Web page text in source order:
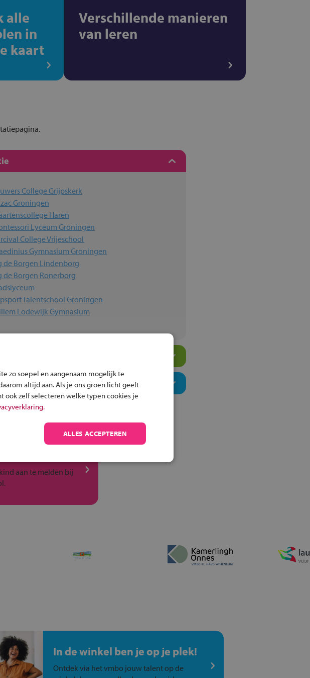
alle
in
kaart
Verschillende manieren
van leren
College Grijpskerk
Groningen
Haren
Lyceum Groningen
College Vrijeschool
Gymnasium Groningen
de Borgen Lindenborg
de Borgen Ronerborg
Talentschool Groningen
Lodewijk Gymnasium
aan te melden bij
In de winkel ben je op je plek!
Ontdek via het vmbo jouw talent op de
zo soepel en aangenaam mogelijk te
altijd aan. Als je ons groen licht geeft
ook zelf selecteren welke typen cookies je
ALLES ACCEPTEREN